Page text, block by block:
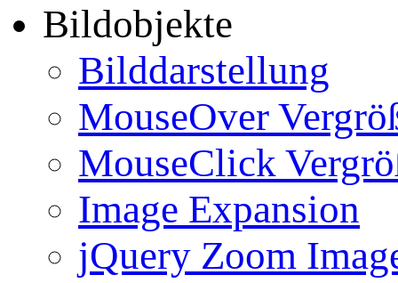
Bildobjekte
Bilddarstellung
MouseOver
MouseClick
Image Expansion
jQuery Zoom